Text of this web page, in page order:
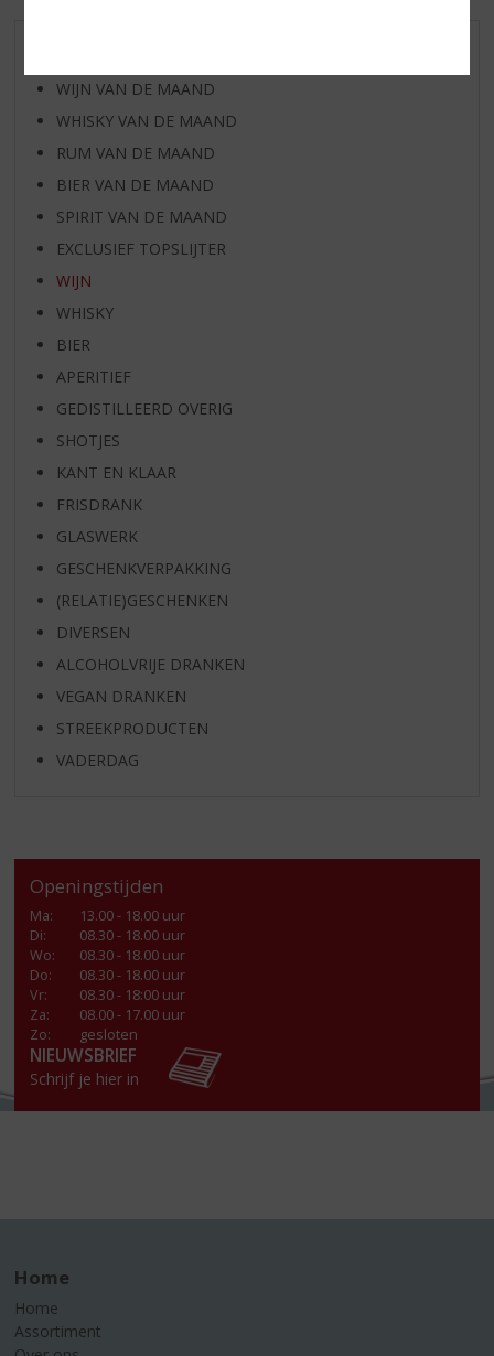
WIJN VAN DE MAAND
WHISKY VAN DE MAAND
RUM VAN DE MAAND
BIER VAN DE MAAND
SPIRIT VAN DE MAAND
EXCLUSIEF TOPSLIJTER
WIJN
WHISKY
BIER
APERITIEF
GEDISTILLEERD OVERIG
SHOTJES
KANT EN KLAAR
FRISDRANK
GLASWERK
GESCHENKVERPAKKING
(RELATIE)GESCHENKEN
DIVERSEN
ALCOHOLVRIJE DRANKEN
VEGAN DRANKEN
STREEKPRODUCTEN
VADERDAG
Openingstijden
Ma:
13.00 - 18.00 uur
Di:
08.30 - 18.00 uur
Wo:
08.30 - 18.00 uur
Do:
08.30 - 18.00 uur
Vr:
08.30 - 18:00 uur
Za:
08.00 - 17.00 uur
Zo:
gesloten
NIEUWSBRIEF
Schrijf je hier in
Home
Home
Assortiment